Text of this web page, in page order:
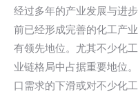
经过多年的产业发展与进
前已经形成完善的化工产
有领先地位。尤其不少化
业链格局中占据重要地位
口需求的下滑或对不少化工